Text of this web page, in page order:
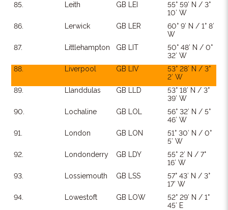
85.
Leith GB LEI
55° 59′ N / 3°
10′ W
86.
Lerwick GB LER
60° 9′ N / 1° 8′
W
87.
Littlehampton GB LIT
50° 48′ N / 0°
32′ W
88.
Liverpool GB LIV
53° 28′ N / 3°
2′ W
89.
Llanddulas GB LLD
53° 18′ N / 3°
39′ W
90.
Lochaline GB LOL
56° 32′ N / 5°
46′ W
91.
London GB LON
51° 30′ N / 0°
5′ W
92.
Londonderry GB LDY
55° 2′ N / 7°
16′ W
93.
Lossiemouth GB LSS
57° 43′ N / 3°
17′ W
94.
Lowestoft GB LOW
52° 29′ N / 1°
45′ E